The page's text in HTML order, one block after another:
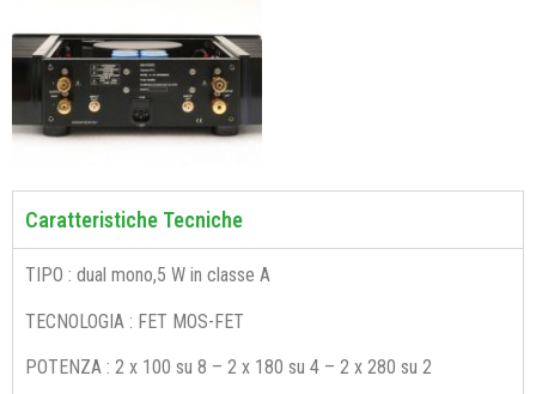
Caratteristiche Tecniche
TIPO : dual mono,5 W in classe A
TECNOLOGIA : FET MOS-FET
POTENZA : 2 x 100 su 8 – 2 x 180 su 4 – 2 x 280 su 2